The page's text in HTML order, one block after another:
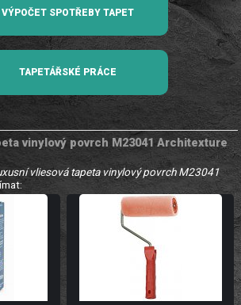
VÝPOČET SPOTŘEBY TAPET
TAPETÁŘSKÉ PRÁCE
vinylový povrch M23041 Architexture
vliesová tapeta vinylový povrch M23041